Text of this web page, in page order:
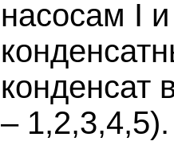
насосам I
конденсат
–